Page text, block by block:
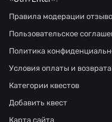
Правила модерации
Пользовательское
Политика
Условия оплаты и возврата
Категории квестов
Добавить квест
Карта сайта